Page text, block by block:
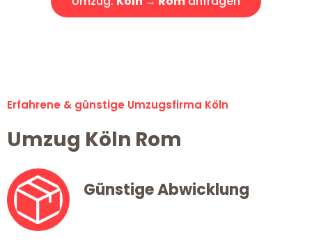
Erfahrene & günstige Umzugsfirma Köln
Umzug Köln Rom
Günstige Abwicklung